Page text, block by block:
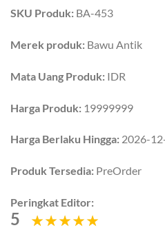
SKU Produk: BA-453
Merek produk: Bawu Antik
Mata Uang Produk: IDR
Harga Produk: 19999999
Harga Berlaku Hingga: 2026-
Produk Tersedia: PreOrder
Peringkat Editor:
5